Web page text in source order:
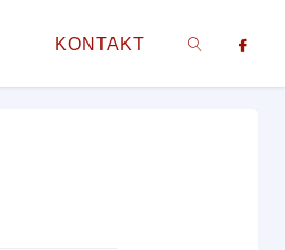
KONTAKT